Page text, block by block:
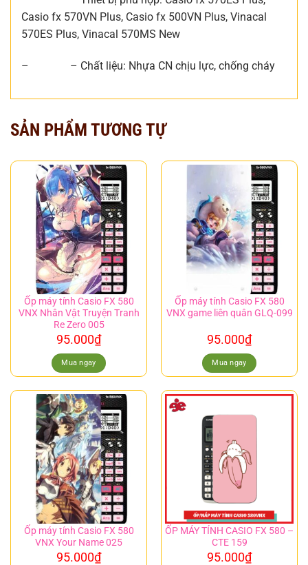
Casio fx 570VN Plus, Casio fx 500VN Plus, Vinacal
570ES Plus, Vinacal 570MS New
– – Chất liệu: Nhựa CN chịu lực, chống cháy
SẢN PHẨM TƯƠNG TỰ
Ốp máy tính Casio FX 580
VNX Nhân Vật Truyện Tranh
Re Zero 005
95.000₫
Mua ngay
Ốp máy tính Casio FX 580
VNX game liên quân GLQ-099
95.000₫
Mua ngay
Ốp máy tính Casio FX 580
VNX Your Name 025
95.000₫
ỐP MÁY TÍNH CASIO FX 580 –
CTE 159
95.000₫